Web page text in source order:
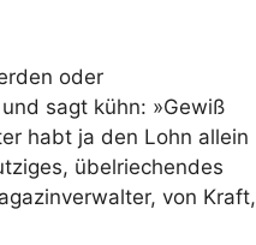
oder
sagt kühn: »Gewiß
habt ja den Lohn allein
übelriechendes
von Kraft,